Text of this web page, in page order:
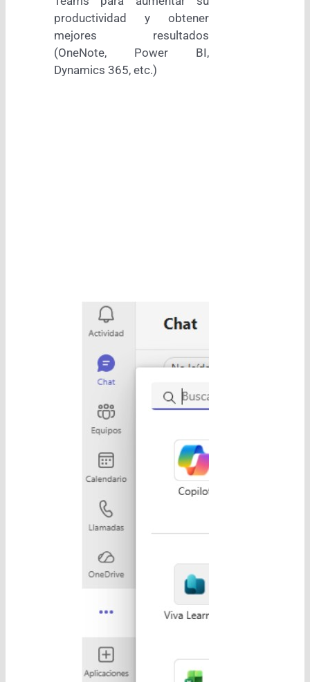
productividad y obtener
mejores resultados
(OneNote, Power BI,
Dynamics 365, etc.)